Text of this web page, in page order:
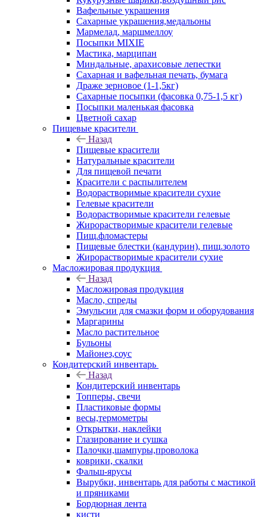
Вафельные украшения
Сахарные украшения,медальоны
Мармелад, маршмеллоу
Посыпки MIXIE
Мастика, марципан
Миндальные, арахисовые лепестки
Сахарная и вафельная печать, бумага
Драже зерновое (1-1,5кг)
Сахарные посыпки (фасовка 0,75-1,5 кг)
Посыпки маленькая фасовка
Цветной сахар
Пищевые красители
Назад
Пищевые красители
Натуральные красители
Для пищевой печати
Красители с распылителем
Водорастворимые красители сухие
Гелевые красители
Водорастворимые красители гелевые
Жирорастворимые красители гелевые
Пищ.фломастеры
Пищевые блестки (кандурин), пищ.золото
Жирорастворимые красители сухие
Масложировая продукция
Назад
Масложировая продукция
Масло, спреды
Эмульсии для смазки форм и оборудования
Маргарины
Масло растительное
Бульоны
Майонез,соус
Кондитерский инвентарь
Назад
Кондитерский инвентарь
Топперы, свечи
Пластиковые формы
весы,термометры
Открытки, наклейки
Глазирование и сушка
Палочки,шампуры,проволока
коврики, скалки
Фальш-ярусы
Вырубки, инвентарь для работы с мастикой
и пряниками
Бордюрная лента
кисти